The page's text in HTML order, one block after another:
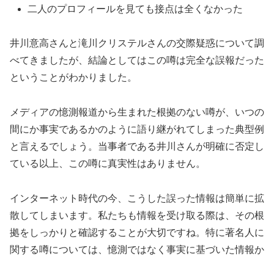
二人のプロフィールを見ても接点は全くなかった
井川意高さんと滝川クリステルさんの交際疑惑について調
べてきましたが、結論としてはこの噂は完全な誤報だった
ということがわかりました。
メディアの憶測報道から生まれた根拠のない噂が、いつの
間にか事実であるかのように語り継がれてしまった典型例
と言えるでしょう。当事者である井川さんが明確に否定し
ている以上、この噂に真実性はありません。
インターネット時代の今、こうした誤った情報は簡単に拡
散してしまいます。私たちも情報を受け取る際は、その根
拠をしっかりと確認することが大切ですね。特に著名人に
関する噂については、憶測ではなく事実に基づいた情報か